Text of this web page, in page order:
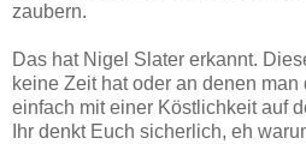
zaubern.
Das hat Nigel Slater erkannt.
keine Zeit hat oder an denen
einfach mit einer Köstlichkeit auf
Ihr denkt Euch sicherlich, eh